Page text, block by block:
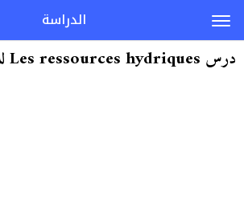
درس Les ressources hydriques للسنة الأولى اعدادي
الدراسة